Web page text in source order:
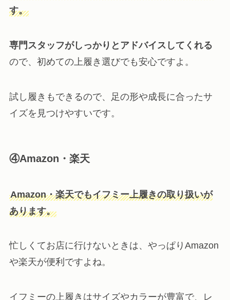
す。
専門スタッフがしっかりとアドバイスしてくれる
ので、初めての上履き選びでも安心ですよ。
試し履きもできるので、足の形や成長に合ったサ
イズを見つけやすいです。
④Amazon・楽天
Amazon・楽天でもイフミー上履きの取り扱いが
あります。
忙しくてお店に行けないときは、やっぱりAmazon
や楽天が便利ですよね。
イフミーの上履きはサイズやカラーが豊富で、レ